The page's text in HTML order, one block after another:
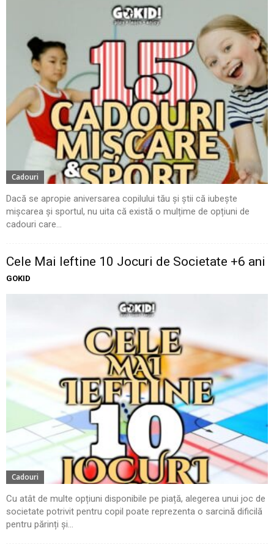
Cadouri
Dacă se apropie aniversarea copilului tău și știi că iubește
mișcarea și sportul, nu uita că există o mulțime de opțiuni de
cadouri care...
Cele Mai Ieftine 10 Jocuri de Societate +6 ani
GOKID
Cadouri
Cu atât de multe opțiuni disponibile pe piață, alegerea unui joc de
societate potrivit pentru copil poate reprezenta o sarcină dificilă
pentru părinți și...